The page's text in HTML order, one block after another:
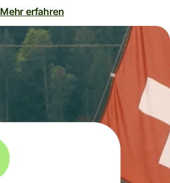
Mehr erfahren